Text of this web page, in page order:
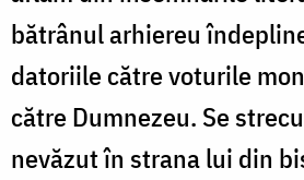
bătrânul arhiereu
datoriile către voturile
către Dumnezeu. Se
nevăzut în strana lui din